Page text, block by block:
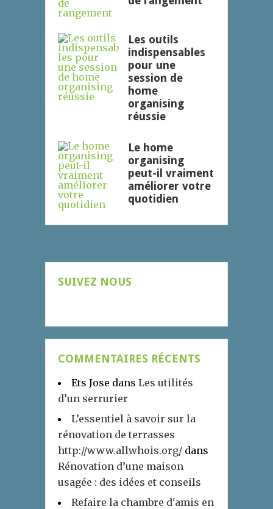
Les outils
indispensables
pour une
session de
home
organising
réussie
Le home
organising
peut-il vraiment
améliorer votre
quotidien
SUIVEZ NOUS
COMMENTAIRES RÉCENTS
Ets Jose dans Les utilités
d’un serrurier
L’essentiel à savoir sur la
rénovation de terrasses
http://www.allwhois.org/ dans
Rénovation d’une maison
usagée : des idées et conseils
Refaire la chambre d'amis en